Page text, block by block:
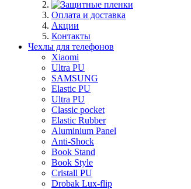
Оплата и доставка
Акции
Контакты
Чехлы для телефонов
Xiaomi
Ultra PU
SAMSUNG
Elastic PU
Ultra PU
Classic pocket
Elastic Rubber
Aluminium Panel
Anti-Shock
Book Stand
Book Style
Cristall PU
Drobak Lux-flip